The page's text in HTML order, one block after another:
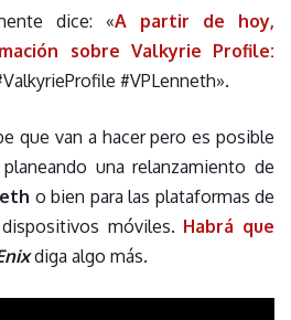
dice: «A partir de hoy,
sobre Valkyrie Profile:
#VPLenneth».
que van a hacer pero es posible
una relanzamiento de
o bien para las plataformas de
móviles. Habrá que
diga algo más.